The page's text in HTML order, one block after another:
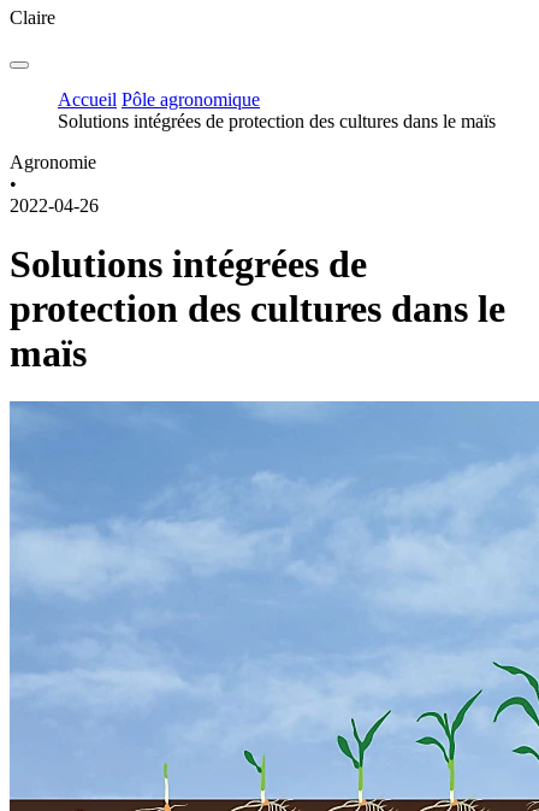
Claire
Accueil Pôle agronomique
Solutions intégrées de protection des cultures dans le maïs
Agronomie
•
2022-04-26
Solutions intégrées de
protection des cultures dans le
maïs